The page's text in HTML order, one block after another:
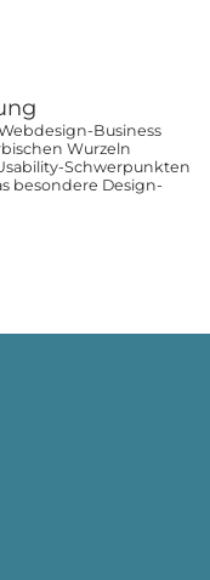
Business
Wurzeln
Schwerpunkten
besondere Design-